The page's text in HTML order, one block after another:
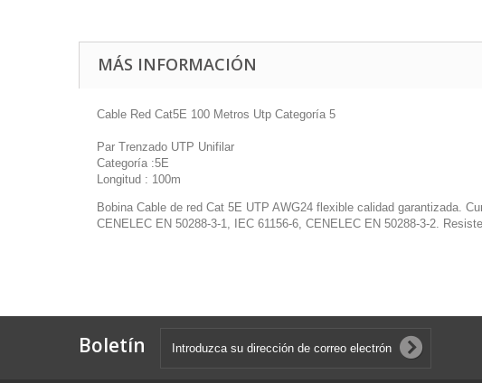
MÁS INFORMACIÓN
Cable Red Cat5E 100 Metros Utp Categoría 5
Par Trenzado UTP Unifilar
Categoría :5E
Longitud : 100m
Bobina Cable de red Cat 5E UTP AWG24 flexible calidad garantizada.
CENELEC EN 50288-3-1, IEC 61156-6, CENELEC EN 50288-3-2.
Boletín